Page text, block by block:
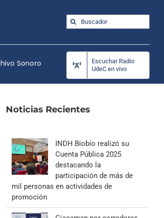
Buscar:
Sonoro
Escuchar Radio
UdeC en vivo
Noticias Recientes
INDH Biobío realizó su
Cuenta Pública 2025
destacando la
participación de más de
mil personas en actividades de
promoción